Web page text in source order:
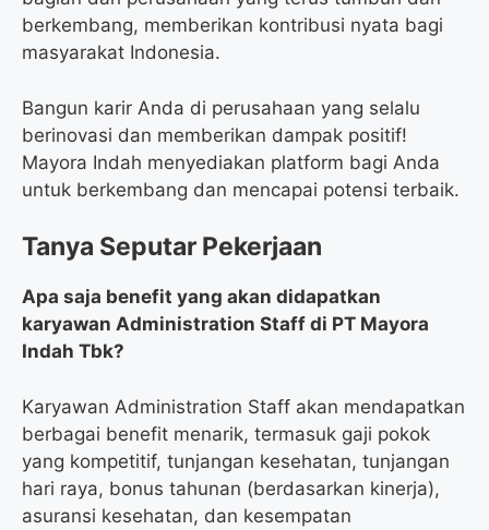
berkembang, memberikan kontribusi nyata bagi
masyarakat Indonesia.
Bangun karir Anda di perusahaan yang selalu
berinovasi dan memberikan dampak positif!
Mayora Indah menyediakan platform bagi Anda
untuk berkembang dan mencapai potensi terbaik.
Tanya Seputar Pekerjaan
Apa saja benefit yang akan didapatkan
karyawan Administration Staff di PT Mayora
Indah Tbk?
Karyawan Administration Staff akan mendapatkan
berbagai benefit menarik, termasuk gaji pokok
yang kompetitif, tunjangan kesehatan, tunjangan
hari raya, bonus tahunan (berdasarkan kinerja),
asuransi kesehatan, dan kesempatan